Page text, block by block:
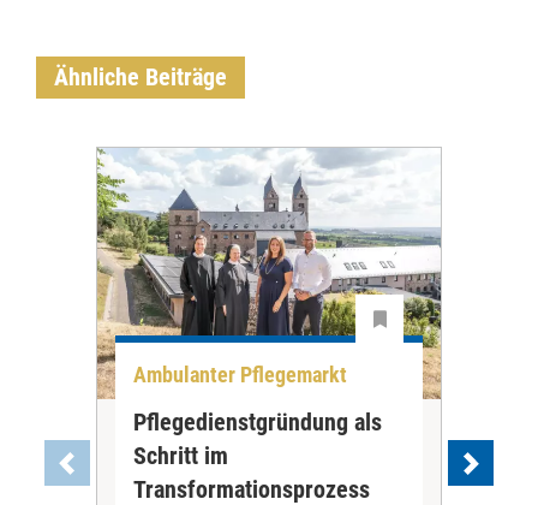
Ähnliche Beiträge
Ambulanter Pflegemarkt
Pflegedienstgründung als
Schritt im
Transformationsprozess